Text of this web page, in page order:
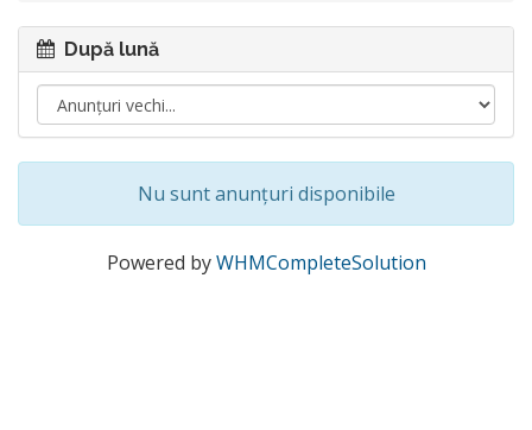
După lună
Nu sunt anunțuri disponibile
Powered byWHMCompleteSolution